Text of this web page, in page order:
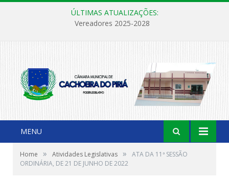
ÚLTIMAS ATUALIZAÇÕES:
Vereadores 2025-2028
MENU
Home » Atividades Legislativas »
ATA DA 11ª SESSÃO
ORDINÁRIA, DE 21 DE JUNHO DE 2022